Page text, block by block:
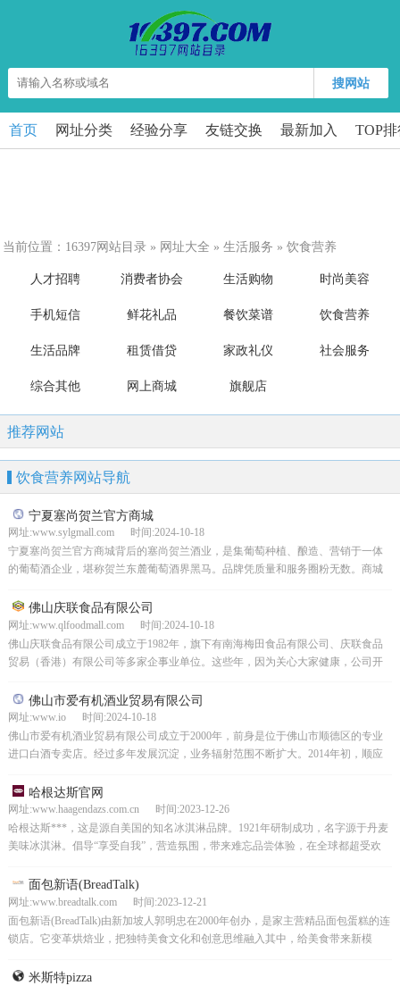
搜网站
首页 网址分类 经验分享 友链交换 最新加入 TOP
当前位置： 16397网站目录 » 网址大全 » 生活服务 » 饮食营养
人才招聘 消费者协会 生活购物 时尚美容
手机短信 鲜花礼品 餐饮菜谱 饮食营养
生活品牌 租赁借贷 家政礼仪 社会服务
综合其他 网上商城 旗舰店
推荐网站
饮食营养网站导航
宁夏塞尚贺兰官方商城
网址:www.sylgmall.com 时间:2024-10-18
宁夏塞尚贺兰官方商城背后的塞尚贺兰酒业，是集葡萄种植、酿造、营销于一体
的葡萄酒企业，堪称贺兰东麓葡萄酒界黑马。品牌凭质量和服务圈粉无数。商城
佛山庆联食品有限公司
网址:www.qlfoodmall.com 时间:2024-10-18
佛山庆联食品有限公司成立于1982年，旗下有南海梅田食品有限公司、庆联食品
贸易（香港）有限公司等多家企事业单位。这些年，因为关心大家健康，公司开
佛山市爱有机酒业贸易有限公司
网址:www.io 时间:2024-10-18
佛山市爱有机酒业贸易有限公司成立于2000年，前身是位于佛山市顺德区的专业
进口白酒专卖店。经过多年发展沉淀，业务辐射范围不断扩大。2014年初，顺应
哈根达斯官网
网址:www.haagendazs.com.cn 时间:2023-12-26
哈根达斯***，这是源自美国的知名冰淇淋品牌。1921年研制成功，名字源于丹麦
美味冰淇淋。倡导“享受自我”，营造氛围，带来难忘品尝体验，在全球都超受欢
面包新语(BreadTalk)
网址:www.breadtalk.com 时间:2023-12-21
面包新语(BreadTalk)由新加坡人郭明忠在2000年创办，是家主营精品面包蛋糕的连
锁店。它变革烘焙业，把独特美食文化和创意思维融入其中，给美食带来新模
米斯特pizza